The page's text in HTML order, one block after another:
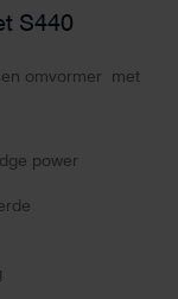
S440
omvormer met
power